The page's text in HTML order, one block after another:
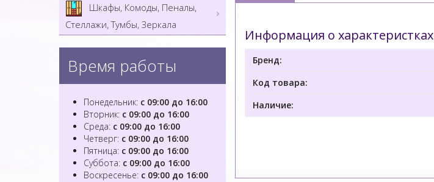
Информация о характеристках
Бренд:
Код товара:
Наличие:
Шкафы, Комоды, Пеналы,
Стеллажи, Тумбы, Зеркала
Время работы
Понедельник: с 09:00 до 16:00
Вторник: с 09:00 до 16:00
Среда: с 09:00 до 16:00
Четверг: с 09:00 до 16:00
Пятница: с 09:00 до 16:00
Суббота: с 09:00 до 16:00
Воскресенье: с 09:00 до 16:00